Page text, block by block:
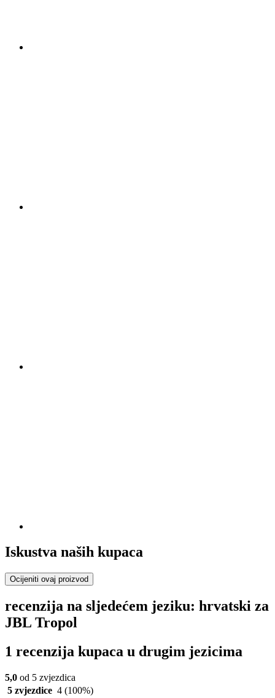
Iskustva naših kupaca
Ocijeniti ovaj proizvod
recenzija na sljedećem jeziku: hrvatski za
JBL Tropol
1 recenzija kupaca u drugim jezicima
5,0 od 5 zvjezdica
5 zvjezdice 4 (100%)